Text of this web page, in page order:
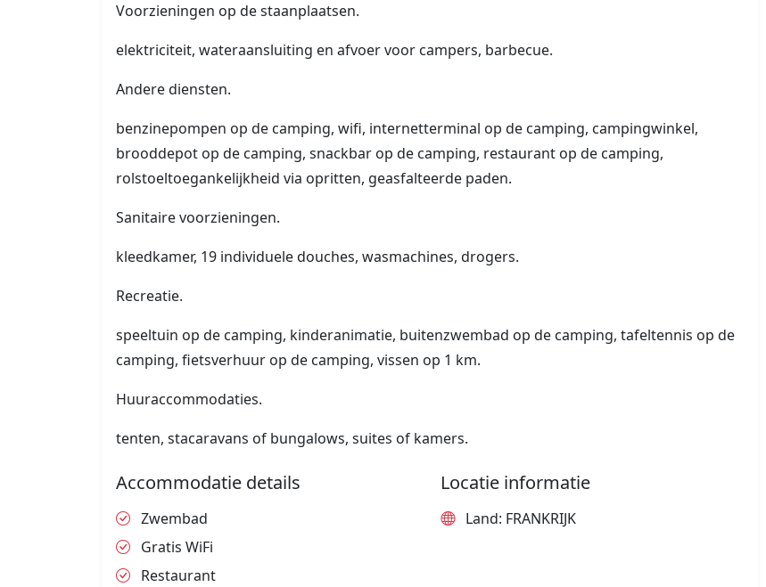
Voorzieningen op de staanplaatsen.
elektriciteit, wateraansluiting en afvoer voor campers, barbecue.
Andere diensten.
benzinepompen op de camping, wifi, internetterminal op de camping, campingwinkel,
brooddepot op de camping, snackbar op de camping, restaurant op de camping,
rolstoeltoegankelijkheid via opritten, geasfalteerde paden.
Sanitaire voorzieningen.
kleedkamer, 19 individuele douches, wasmachines, drogers.
Recreatie.
speeltuin op de camping, kinderanimatie, buitenzwembad op de camping, tafeltennis op de
camping, fietsverhuur op de camping, vissen op 1 km.
Huuraccommodaties.
tenten, stacaravans of bungalows, suites of kamers.
Accommodatie details
Zwembad
Gratis WiFi
Restaurant
Locatie informatie
Land: FRANKRIJK